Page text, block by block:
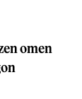
omen